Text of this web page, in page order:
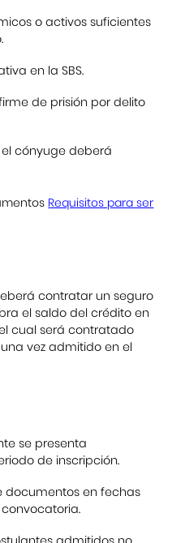
o activos suficientes
en la SBS.
de prisión por delito
cónyuge deberá
Requisitos para ser
contratar un seguro
el saldo del crédito en
cual será contratado
vez admitido en el
se presenta
de inscripción.
documentos en fechas